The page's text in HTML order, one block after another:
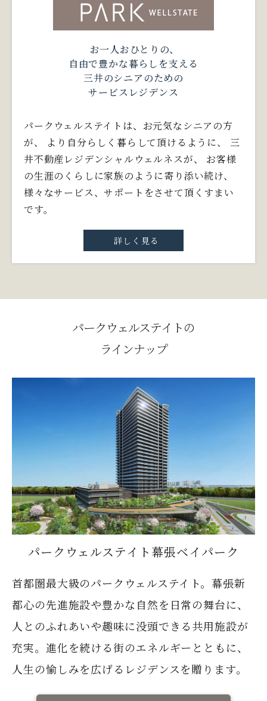
お一人おひとりの、
自由で豊かな暮らしを支える
三井のシニアのための
サービスレジデンス
パークウェルステイトは、お元気なシニアの方
が、
より自分らしく暮らして頂けるように、
三
井不動産レジデンシャルウェルネスが、
お客様
の生涯のくらしに家族のように寄り添い続け、
様々なサービス、サポートをさせて頂くすまい
です。
詳しく見る
パークウェルステイトの
ラインナップ
パークウェルステイト幕張ベイパーク
首都圏最大級のパークウェルステイト。幕張新
都心の先進施設や豊かな自然を日常の舞台に、
人とのふれあいや趣味に没頭できる共用施設が
充実。進化を続ける街のエネルギーとともに、
人生の愉しみを広げるレジデンスを贈ります。